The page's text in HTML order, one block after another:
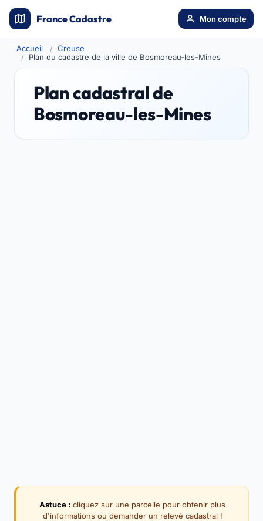
France Cadastre Mon compte
Accueil
Creuse
Plan du cadastre de la ville de Bosmoreau-les-Mines
Plan cadastral de
Bosmoreau-les-Mines
Astuce : cliquez sur une parcelle pour obtenir plus
d'informations ou demander un relevé cadastral !